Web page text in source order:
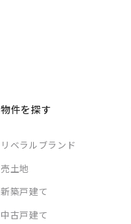
物件を探す
リベラルブランド
売土地
新築戸建て
中古戸建て